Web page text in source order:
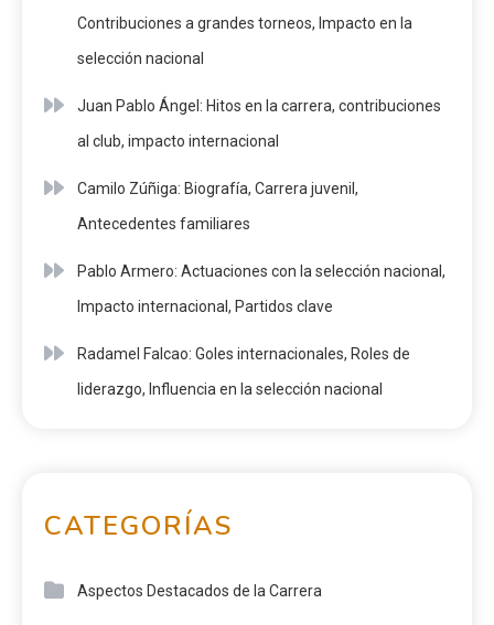
Contribuciones a grandes torneos, Impacto en la
selección nacional
Juan Pablo Ángel: Hitos en la carrera, contribuciones
al club, impacto internacional
Camilo Zúñiga: Biografía, Carrera juvenil,
Antecedentes familiares
Pablo Armero: Actuaciones con la selección nacional,
Impacto internacional, Partidos clave
Radamel Falcao: Goles internacionales, Roles de
liderazgo, Influencia en la selección nacional
CATEGORÍAS
Aspectos Destacados de la Carrera